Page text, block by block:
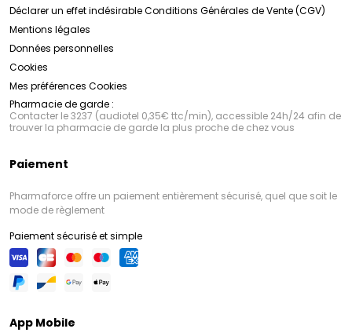
Déclarer un effet indésirableConditions Générales de Vente (CGV)
Mentions légales
Données personnelles
Cookies
Mes préférences Cookies
Pharmacie de garde :
Contacter le 3237 (audiotel 0,35€ ttc/min), accessible 24h/24 afin de
trouver la pharmacie de garde la plus proche de chez vous
Paiement
Pharmaforce offre un paiement entièrement sécurisé, quel que soit le
mode de règlement
Paiement sécurisé et simple
App Mobile